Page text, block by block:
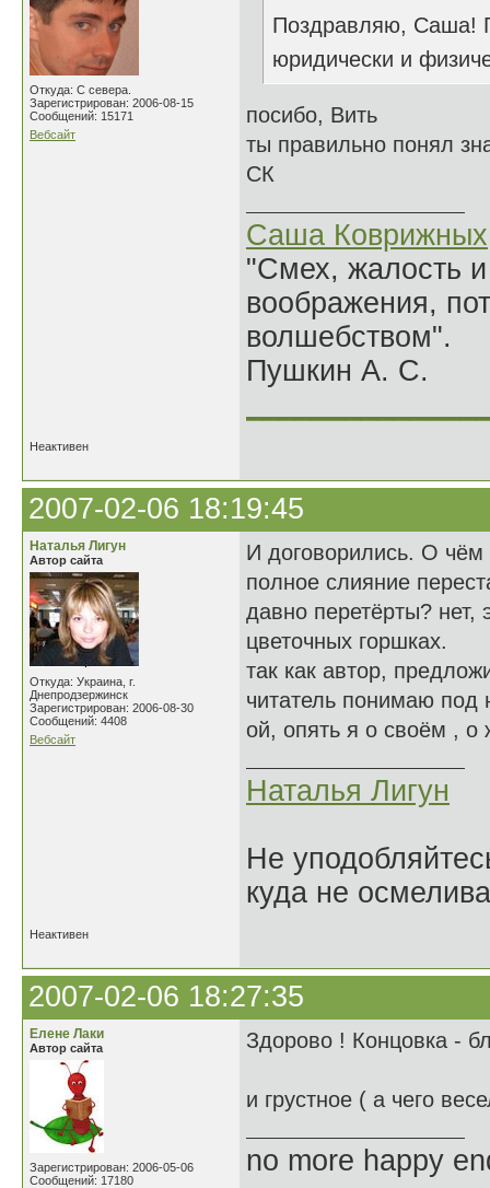
Откуда: С севера.
Зарегистрирован: 2006-08-15
Сообщений: 15171
Вебсайт
Поздравляю, Саша!
юридически и
посибо, Вить
ты правильно понял
СК
Саша Коврижных
"Смех, жалость
воображения,
волшебством".
Пушкин А. С.
Неактивен
2007-02-06 18:19:45
Наталья Лигун
Автор сайта
Откуда: Украина, г.
Днепродзержинск
Зарегистрирован: 2006-08-30
Сообщений: 4408
Вебсайт
И договорились. О чём
полное слияние
давно перетёрты? нет,
цветочных горшках.
так как автор,
читатель понимаю под
ой, опять я о своём , о
Наталья Лигун
Не
куда не
Неактивен
2007-02-06 18:27:35
Елене Лаки
Автор сайта
Зарегистрирован: 2006-05-06
Сообщений: 17180
Здорово ! Концовка -
и грустное ( а чего
no more happy